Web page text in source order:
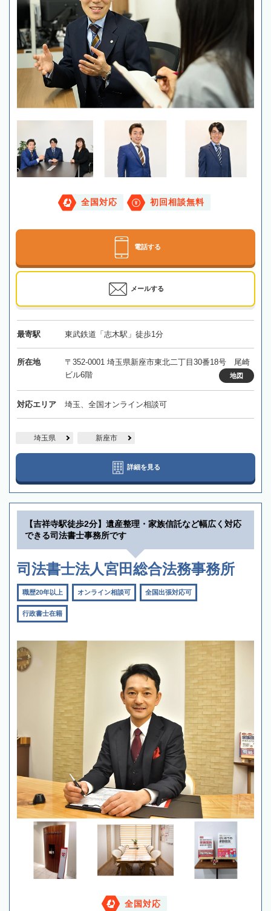
全国対応 初回相談無料
電話する
メールする
最寄駅 東武鉄道「志木駅」徒歩1分
所在地
〒352-0001 埼玉県新座市東北二丁目30番18号 尾崎
ビル6階
地図
対応エリア 埼玉、全国オンライン相談可
埼玉県 新座市
詳細を見る
【吉祥寺駅徒歩2分】遺産整理・家族信託など幅広く対応
できる司法書士事務所です
司法書士法人宮田総合法務事務所
職歴20年以上 オンライン相談可 全国出張対応可
行政書士在籍
全国対応